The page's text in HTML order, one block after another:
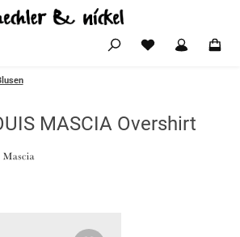
MASCIA Overshirt